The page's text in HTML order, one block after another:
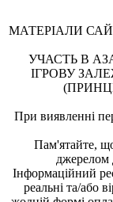
МАТЕРІАЛИ
УЧАСТЬ В
ІГРОВУ
При виявленні
Пам'ятайте,
джерелом
Інформаційний
реальні та/або